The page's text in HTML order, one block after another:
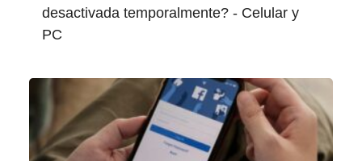
desactivada temporalmente? - Celular y
PC